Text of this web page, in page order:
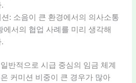
: 소음이 큰 환경에서의 의사소통
에서의 협업 사례를 미리 생각해
반적으로 시급 중심의 임금 체계
커미션 비중이 큰 경우가 많아